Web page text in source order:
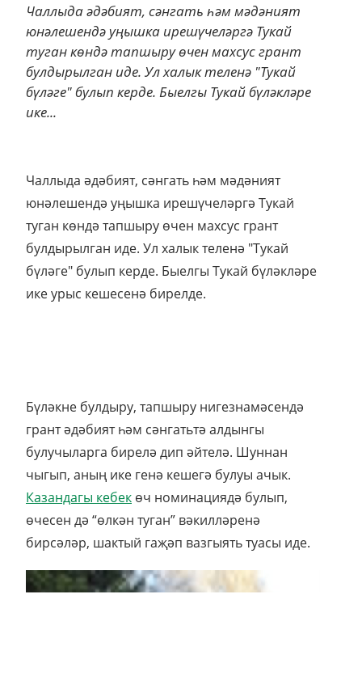
Чаллыда әдәбият, сәнгать һәм мәдәният
юнәлешендә уңышка ирешүчеләргә Тукай
туган көндә тапшыру өчен махсус грант
булдырылган иде. Ул халык теленә "Тукай
бүләге" булып керде. Быелгы Тукай бүләкләре
ике...
Чаллыда әдәбият, сәнгать һәм мәдәният
юнәлешендә уңышка ирешүчеләргә Тукай
туган көндә тапшыру өчен махсус грант
булдырылган иде. Ул халык теленә "Тукай
бүләге" булып керде. Быелгы Тукай бүләкләре
ике урыс кешесенә бирелде.
Бүләкне булдыру, тапшыру нигезнамәсендә
грант әдәбият һәм сәнгатьтә алдынгы
булучыларга бирелә дип әйтелә. Шуннан
чыгып, аның ике генә кешегә булуы ачык.
Казандагы кебек өч номинациядә булып,
өчесен дә “өлкән туган” вәкилләренә
бирсәләр, шактый гаҗәп вазгыять туасы иде.